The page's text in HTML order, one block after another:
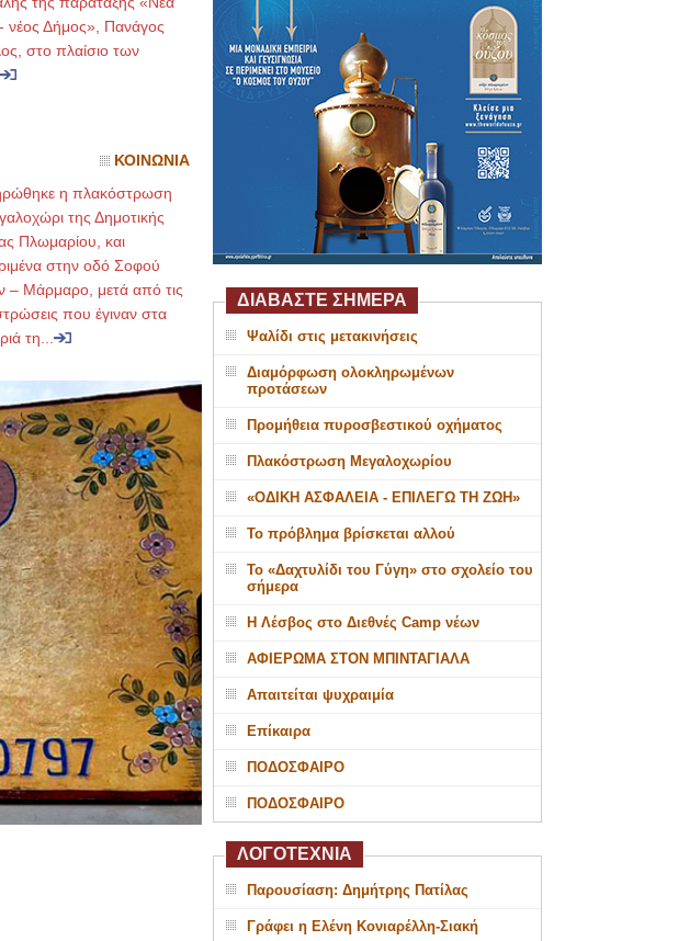
νέος Δήμος», Πανάγος
στο πλαίσιο των
ΚΟΙΝΩΝΙΑ
η πλακόστρωση
της Δημοτικής
Πλωμαρίου, και
στην οδό Σοφού
– Μάρμαρο, μετά από τις
που έγιναν στα
τη...
ΔΙΑΒΑΣΤΕ ΣΗΜΕΡΑ
Ψαλίδι στις μετακινήσεις
Διαμόρφωση ολοκληρωμένων
προτάσεων
Προμήθεια πυροσβεστικού οχήματος
Πλακόστρωση Μεγαλοχωρίου
«ΟΔΙΚΗ ΑΣΦΑΛΕΙΑ - ΕΠΙΛΕΓΩ ΤΗ ΖΩΗ»
Το πρόβλημα βρίσκεται αλλού
Το «Δαχτυλίδι του Γύγη» στο σχολείο του
σήμερα
Η Λέσβος στο Διεθνές Camp νέων
ΑΦΙΕΡΩΜΑ ΣΤΟΝ ΜΠΙΝΤΑΓΙΑΛΑ
Απαιτείται ψυχραιμία
Επίκαιρα
ΠΟΔΟΣΦΑΙΡΟ
ΠΟΔΟΣΦΑΙΡΟ
ΛΟΓΟΤΕΧΝΙΑ
Παρουσίαση: Δημήτρης Πατίλας
Γράφει η Ελένη Κονιαρέλλη-Σιακή